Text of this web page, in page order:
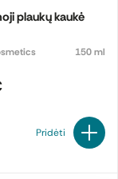
plaukų kaukė
150 ml
Pridėti